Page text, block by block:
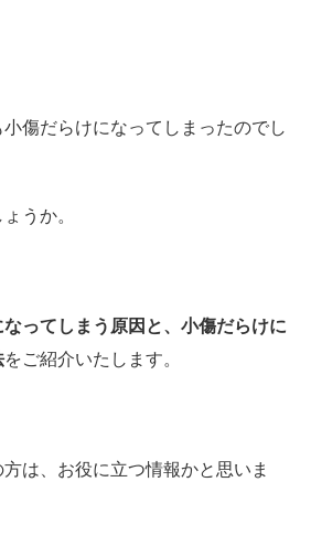
傷だらけになってしまったのでし
うか。
ってしまう原因と、小傷だらけに
をご紹介いたします。
は、お役に立つ情報かと思いま